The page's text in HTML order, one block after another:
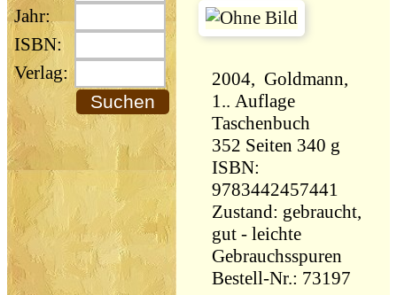
Jahr:
ISBN:
Verlag:
2004, Goldmann,
1.. Auflage
Taschenbuch
352 Seiten 340 g
ISBN:
9783442457441
Zustand: gebraucht,
gut - leichte
Gebrauchsspuren
Bestell-Nr.: 73197